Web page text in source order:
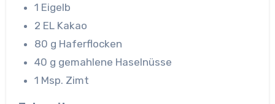
1 Eigelb
2 EL Kakao
80 g Haferflocken
40 g gemahlene Haselnüsse
1 Msp. Zimt